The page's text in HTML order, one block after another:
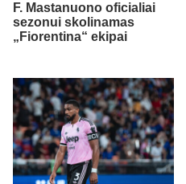
F. Mastanuono oficialiai
sezonui skolinamas
„Fiorentina“ ekipai